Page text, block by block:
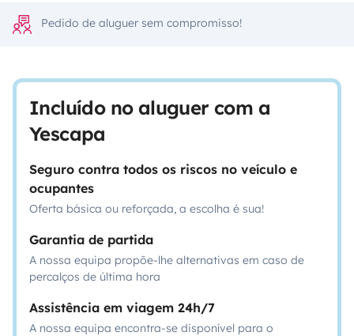
Pedido de aluguer sem compromisso!
Incluído no aluguer com a
Yescapa
Seguro contra todos os riscos no veículo e
ocupantes
Oferta básica ou reforçada, a escolha é sua!
Garantia de partida
A nossa equipa propõe-lhe alternativas em caso de
percalços de última hora
Assistência em viagem 24h/7
A nossa equipa encontra-se disponível para o